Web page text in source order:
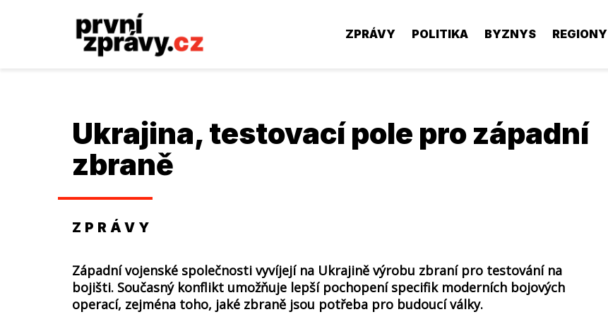
ZPRÁVY POLITIKA BYZNYS REGIONY
Ukrajina, testovací pole pro západní
zbraně
ZPRÁVY
Západní vojenské společnosti vyvíjejí na Ukrajině výrobu zbraní pro testování na
bojišti. Současný konflikt umožňuje lepší pochopení specifik moderních bojových
operací, zejména toho, jaké zbraně jsou potřeba pro budoucí války.